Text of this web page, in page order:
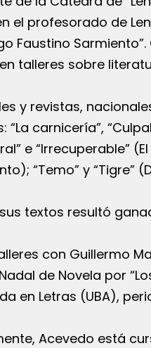
el profesorado de
Faustino
talleres sobre
y revistas,
“La carnicería”,
e “Irrecuperable”
“Temo” y “Tigre”
textos resultó
con Guillermo
de Novela por
en Letras (UBA),
Acevedo está